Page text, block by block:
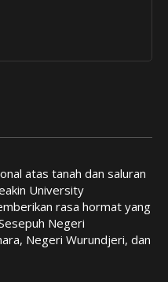
atas tanah dan saluran
University
rasa hormat yang
Negeri
Negeri Wurundjeri, dan